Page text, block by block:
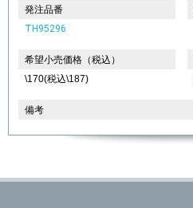
発注品番
TH95296
希望小売価格（税込）
\170(税込\187)
備考